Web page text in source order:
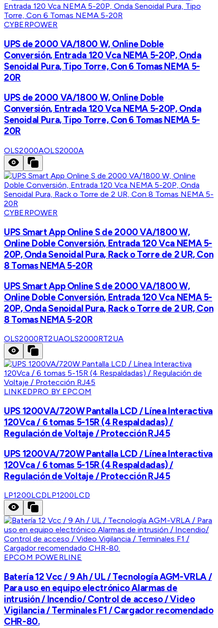
CYBERPOWER
UPS de 2000 VA/1800 W, Online Doble
Conversión, Entrada 120 Vca NEMA 5-20P, Onda
Senoidal Pura, Tipo Torre, Con 6 Tomas NEMA 5-
20R
UPS de 2000 VA/1800 W, Online Doble
Conversión, Entrada 120 Vca NEMA 5-20P, Onda
Senoidal Pura, Tipo Torre, Con 6 Tomas NEMA 5-
20R
OLS2000AOLS2000A
CYBERPOWER
UPS Smart App Online S de 2000 VA/1800 W,
Online Doble Conversión, Entrada 120 Vca NEMA 5-
20P, Onda Senoidal Pura, Rack o Torre de 2 UR, Con
8 Tomas NEMA 5-20R
UPS Smart App Online S de 2000 VA/1800 W,
Online Doble Conversión, Entrada 120 Vca NEMA 5-
20P, Onda Senoidal Pura, Rack o Torre de 2 UR, Con
8 Tomas NEMA 5-20R
OLS2000RT2UAOLS2000RT2UA
LINKEDPRO BY EPCOM
UPS 1200VA/720W Pantalla LCD / Línea Interactiva
120Vca / 6 tomas 5-15R (4 Respaldadas) /
Regulación de Voltaje / Protección RJ45
UPS 1200VA/720W Pantalla LCD / Línea Interactiva
120Vca / 6 tomas 5-15R (4 Respaldadas) /
Regulación de Voltaje / Protección RJ45
LP1200LCDLP1200LCD
EPCOM POWERLINE
Batería 12 Vcc / 9 Ah / UL / Tecnología AGM-VRLA /
Para uso en equipo electrónico Alarmas de
intrusión / Incendio/ Control de acceso / Video
Vigilancia / Terminales F1 / Cargador recomendado
CHR-80.